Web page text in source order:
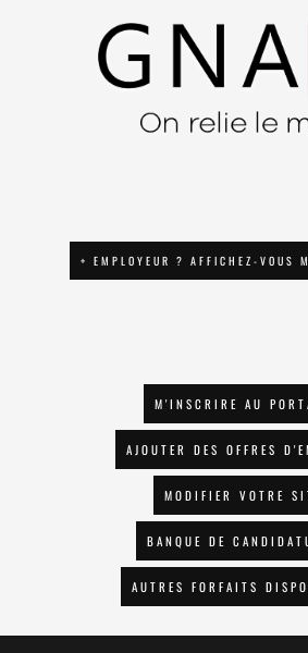
+ EMPLOYEUR ? AFFICHEZ-VOUS
M'INSCRIRE AU
AJOUTER DES OFFRES
MODIFIER VOTRE
BANQUE DE
AUTRES FORFAITS